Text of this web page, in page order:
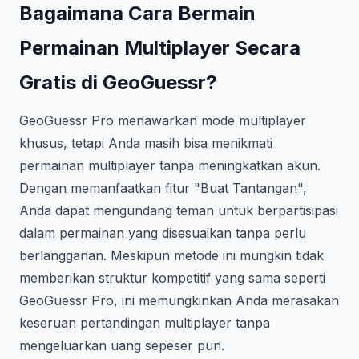
Bagaimana Cara Bermain
Permainan Multiplayer Secara
Gratis di GeoGuessr?
GeoGuessr Pro menawarkan mode multiplayer
khusus, tetapi Anda masih bisa menikmati
permainan multiplayer tanpa meningkatkan akun.
Dengan memanfaatkan fitur "Buat Tantangan",
Anda dapat mengundang teman untuk berpartisipasi
dalam permainan yang disesuaikan tanpa perlu
berlangganan. Meskipun metode ini mungkin tidak
memberikan struktur kompetitif yang sama seperti
GeoGuessr Pro, ini memungkinkan Anda merasakan
keseruan pertandingan multiplayer tanpa
mengeluarkan uang sepeser pun.